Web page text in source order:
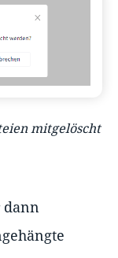
mitgelöscht